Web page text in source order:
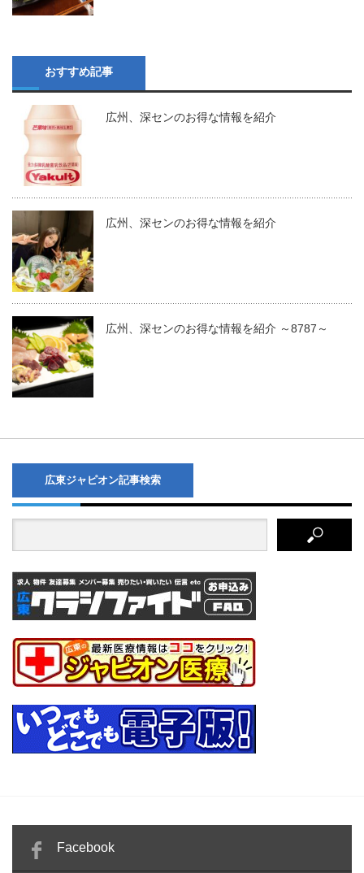
おすすめ記事
広州、深センのお得な情報を紹介
広州、深センのお得な情報を紹介
広州、深センのお得な情報を紹介 ～8787～
広東ジャピオン記事検索
Facebook